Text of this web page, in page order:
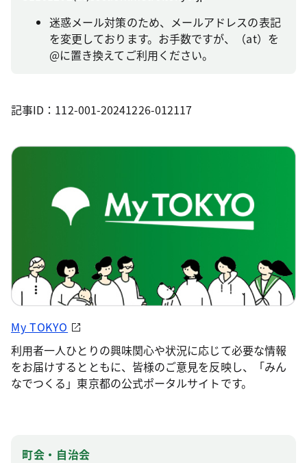
迷惑メール対策のため、メールアドレスの表記
を変更しております。お手数ですが、（at）を
@に置き換えてご利用ください。
記事ID：112-001-20241226-012117
My TOKYO
利用者一人ひとりの興味関心や状況に応じて必要な情報
をお届けするとともに、皆様のご意見を反映し、「みん
なでつくる」東京都の公式ポータルサイトです。
町会・自治会